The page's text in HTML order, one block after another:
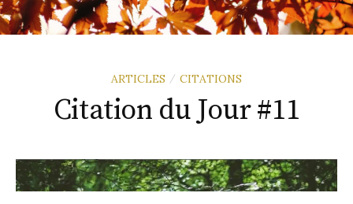
ARTICLES / CITATIONS
Citation du Jour #11